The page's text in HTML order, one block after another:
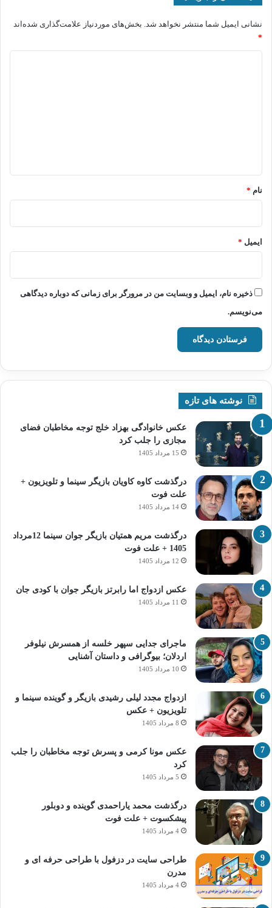
نشانی ایمیل شما منتشر نخواهد شد. بخش‌های موردنیاز علامت‌گذاری شده‌اند
*
نام *
ایمیل *
ذخیره نام، ایمیل و وبسایت من در مرورگر برای زمانی که دوباره دیدگاهی
می‌نویسم.
نوشته های تازه
عکس خانوادگی بهزاد خلج توجه مخاطبان فضای
مجازی را جلب کرد
15 مرداد 1405
درگذشت کاوه کاویان بازیگر سینما و تلویزیون +
علت فوت
14 مرداد 1405
درگذشت مریم همتیان بازیگر جوان سینما 12مرداد
1405 + علت فوت
12 مرداد 1405
عکس ازدواج اما رابرتز بازیگر جوان با کودی جان
11 مرداد 1405
ماجرای جدایی سپهر خلسه از همسرش نیلوفر
اردلان؛ بیوگرافی و داستان آشنایی
10 مرداد 1405
ازدواج مجدد لیلی رشیدی بازیگر و گوینده سینما و
تلویزیون + عکس
8 مرداد 1405
عکس مونا کرمی و پسرش توجه مخاطبان را جلب
کرد
5 مرداد 1405
درگذشت محمد یاراحمدی گوینده و دوبلور
پیشکسوت + علت فوت
4 مرداد 1405
طراحی سایت در دزفول با طراحی حرفه‌ ای و
مدرن
4 مرداد 1405